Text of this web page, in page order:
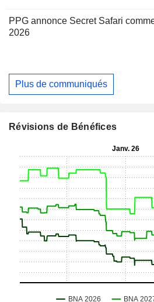
PPG annonce Secret Safari
2026
Plus de communiqués
Révisions de Bénéfices